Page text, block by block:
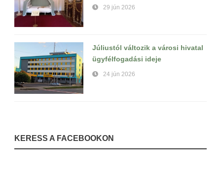
29 jún 2026
Júliustól változik a városi hivatal
ügyfélfogadási ideje
24 jún 2026
KERESS A FACEBOOKON